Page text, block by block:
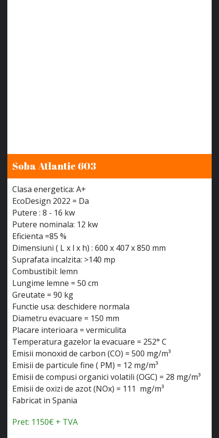
Soba Atlantic 603
Clasa energetica: A+
EcoDesign 2022 = Da
Putere : 8 - 16 kw
Putere nominala: 12 kw
Eficienta =85 %
Dimensiuni ( L x l x h) : 600 x 407 x 850 mm
Suprafata incalzita: >140 mp
Combustibil: lemn
Lungime lemne = 50 cm
Greutate = 90 kg
Functie usa: deschidere normala
Diametru evacuare = 150 mm
Placare interioara = vermiculita
Temperatura gazelor la evacuare = 252° C
Emisii monoxid de carbon (CO) = 500 mg/m³
Emisii de particule fine ( PM) = 12 mg/m³
Emisii de compusi organici volatili (OGC) = 28 mg/m³
Emisii de oxizi de azot (NOx) = 111 mg/m³
Fabricat in Spania
Pret: 1150€ + TVA